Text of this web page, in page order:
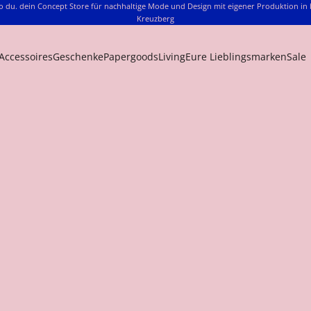
du. dein Concept Store für nachhaltige Mode und Design mit eigener Produktion in
Kreuzberg
GeschenkePapergoodsLivingEure LieblingsmarkenSale